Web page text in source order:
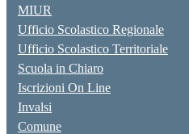
MIUR
Ufficio Scolastico Regionale
Ufficio Scolastico Territoriale
Scuola in Chiaro
Iscrizioni On Line
Invalsi
Comune